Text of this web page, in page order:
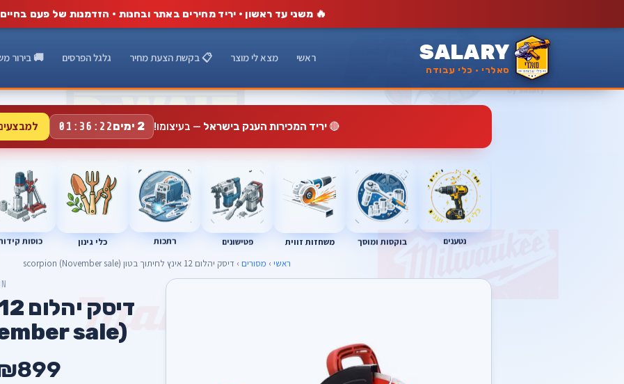
🔥 משני עד ראשון · יריד מחירים באתר ובחנות · הזדמנות של פעם בחיים
SALARY
סאלרי · כלי עבודה
ראשי מצא לי מוצר 📋 בקשת הצעת מחיר גלגל הפרסים 🚚 בירור
🔴יריד המכירות הענק בישראל — בעיצומו! 2 ימים 01:36:21
נטענים בוקסות ומוסך משחזות זווית פטישונים רתכות כלי גינון כוסות
ראשי › מסורים › דיסק יהלום 12 אינץ לחיתוך בטון scorpion (November sale)
sale)